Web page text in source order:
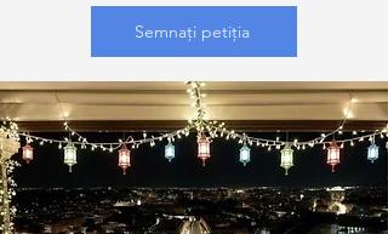
Semnați petiția